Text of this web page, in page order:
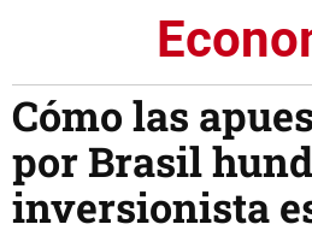
Cómo las
por Brasil
inversionista